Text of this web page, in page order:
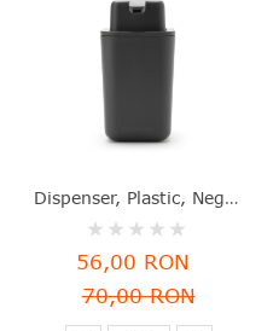
Dispenser, Plastic, Negru, 200 Ml, Brabantia - 8710755302503
Rating:
0%
56,00 RON
70,00 RON